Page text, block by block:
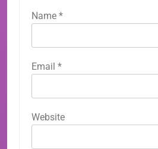
Name *
Email *
Website